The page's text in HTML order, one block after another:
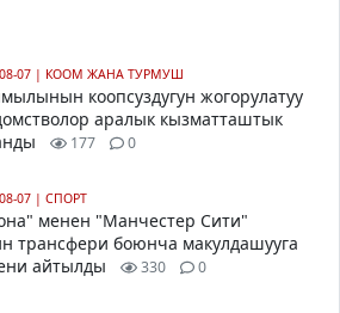
07 | КООМ ЖАНА ТУРМУШ
коопсуздугун жогорулатуу
аралык кызматташтык
177 0
07 | СПОРТ
менен "Манчестер Сити"
трансфери боюнча макулдашууга
айтылды
330 0